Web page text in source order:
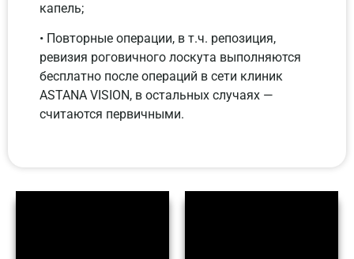
капель;
• Повторные операции, в т.ч. репозиция,
ревизия роговичного лоскута выполняются
бесплатно после операций в сети клиник
ASTANA VISION, в остальных случаях —
считаются первичными.